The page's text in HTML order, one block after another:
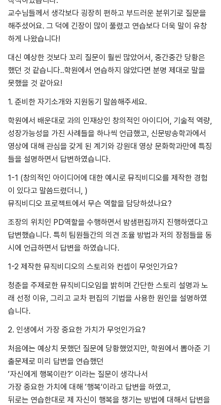
교수님들께서 생각보다 굉장히 편하고 부드러운 분위기로 질문을
해주셨어요. 그 덕에 긴장이 많이 풀렸고 연습보다 더욱 말이 유창
하게 나왔습니다!
대신 예상한 것보다 꼬리 질문이 훨씬 많았어서, 중간중간 당황은
했던 것 같습니다..학원에서 연습하지 않았다면 분명 제대로 말을
못했을 것 같아요!
1. 준비한 자기소개와 지원동기 말씀해주세요.
학원에서 배운대로 과의 인재상인 창의적인 아이디어, 기술적 역량,
성장가능성을 가진 사례들을 하나씩 언급했고, 신문방송학과에서
영상에 대해 관심을 갖게 된 계기와 강원대 영상 문화학과만에 특징
들을 설명하면서 답변하였습니다.
1-1 (창의적인 아이디어에 대한 예시로 뮤직비디오를 제작한 경험
이 있다고 말씀드렸더니, )
뮤직비디오 프로젝트에서 무슨 역할을 담당하셨나요?
조장의 위치인 PD역할을 수행하면서 밤샘편집까지 진행하였다고
답변했습니다. 특히 팀원들간의 의견 조율 방법과 저의 장점들을 동
시에 언급하면서 답변을 하였습니다.
1-2 제작한 뮤직비디오의 스토리와 컨셉이 무엇인가요?
청춘을 주제로한 뮤직비디오임을 밝히며 간단한 스토리 설명과 노
래 선정 이유, 그리고 교차 편집의 기법을 사용한 원인을 설명하였
습니다.
2. 인생에서 가장 중요한 가치가 무엇인가요?
처음에는 예상치 못했던 질문에 당황했었지만, 학원에서 뽑아준 기
출문제로 미리 답변을 연습했던
’자신에게 행복이란?‘ 이라는 질문이 생각나서
가장 중요한 가치에 대해 ’행복‘이라고 답변을 하였고,
뒤로는 연습한대로 제 자신이 행복을 챙기는 방법에 대해서 답변을